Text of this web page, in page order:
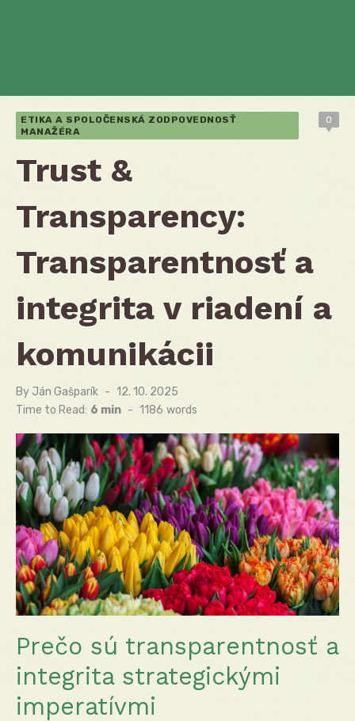
ETIKA A SPOLOČENSKÁ ZODPOVEDNOSŤ
MANAŽÉRA
0
Trust &
Transparency:
Transparentnosť a
integrita v riadení a
komunikácii
By Ján Gašparík
Posted
on
12. 10. 2025
Time to Read: 6 min - 1186 words
Prečo sú transparentnosť a
integrita strategickými
imperatívmi